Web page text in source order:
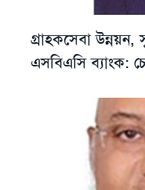
গ্রাহকসেবা উন্নয়ন,
এসবিএসি ব্যাংক: